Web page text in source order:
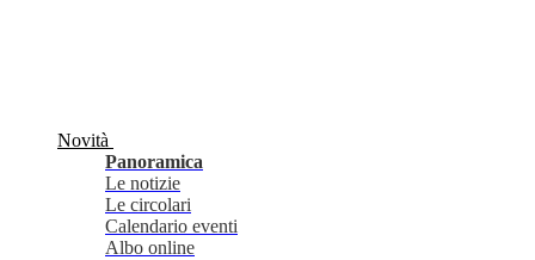
Novità
Panoramica
Le notizie
Le circolari
Calendario eventi
Albo online